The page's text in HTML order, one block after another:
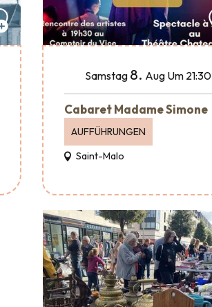
Samstag 8. Aug Um 21:30
Cabaret Madame Simone
AUFFÜHRUNGEN
Saint-Malo